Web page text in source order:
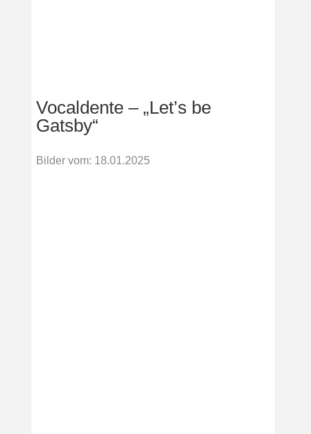
Vocaldente – „Let’s be
Gatsby“
Bilder vom: 18.01.2025